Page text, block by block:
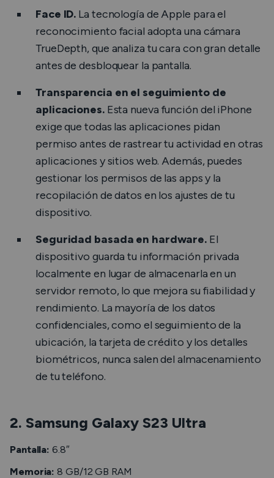
Face ID. La tecnología de Apple para el
reconocimiento facial adopta una cámara
TrueDepth, que analiza tu cara con gran detalle
antes de desbloquear la pantalla.
Transparencia en el seguimiento de
aplicaciones. Esta nueva función del iPhone
exige que todas las aplicaciones pidan
permiso antes de rastrear tu actividad en otras
aplicaciones y sitios web. Además, puedes
gestionar los permisos de las apps y la
recopilación de datos en los ajustes de tu
dispositivo.
Seguridad basada en hardware. El
dispositivo guarda tu información privada
localmente en lugar de almacenarla en un
servidor remoto, lo que mejora su fiabilidad y
rendimiento. La mayoría de los datos
confidenciales, como el seguimiento de la
ubicación, la tarjeta de crédito y los detalles
biométricos, nunca salen del almacenamiento
de tu teléfono.
2. Samsung Galaxy S23 Ultra
Pantalla: 6.8″
Memoria: 8 GB/12 GB RAM